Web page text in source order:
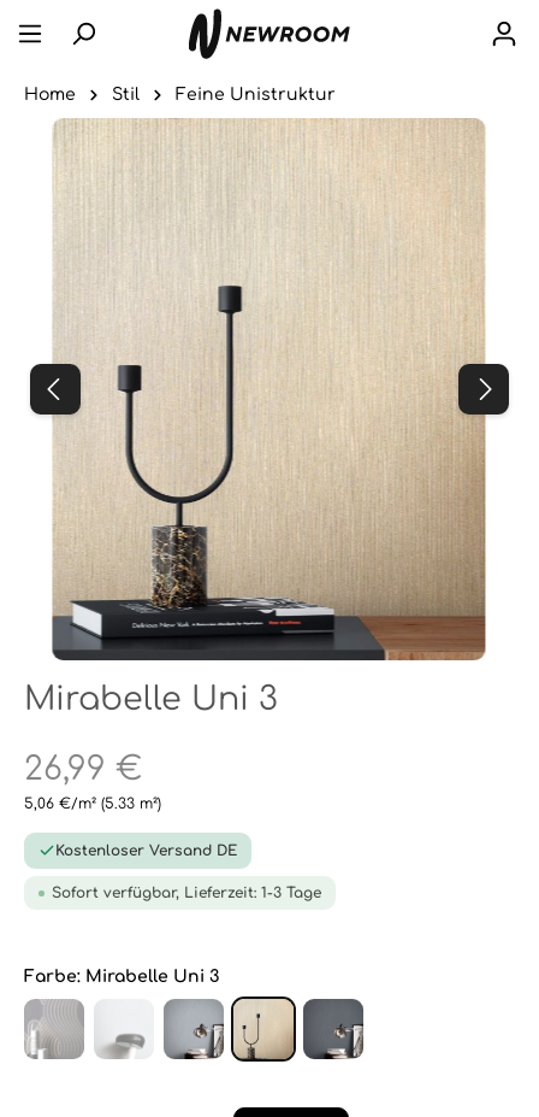
Home Stil Feine Unistruktur
Mirabelle Uni 3
26,99 €
5,06 €/m² (5.33 m²)
Kostenloser Versand DE
Sofort verfügbar, Lieferzeit: 1-3 Tage
Farbe: Mirabelle Uni 3